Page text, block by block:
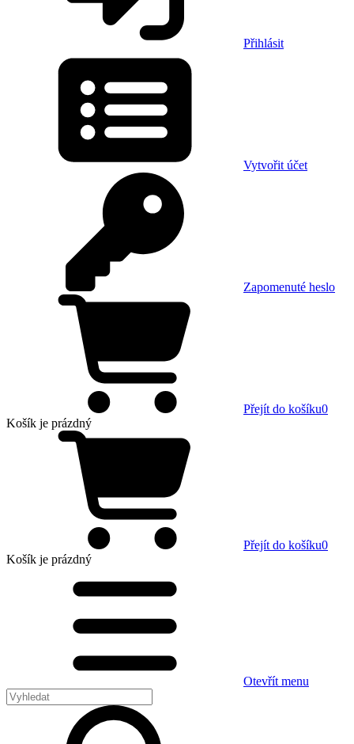
Přihlásit
Vytvořit účet
Zapomenuté heslo
Přejít do košíku0
Košík je prázdný
Přejít do košíku0
Košík je prázdný
Otevřít menu